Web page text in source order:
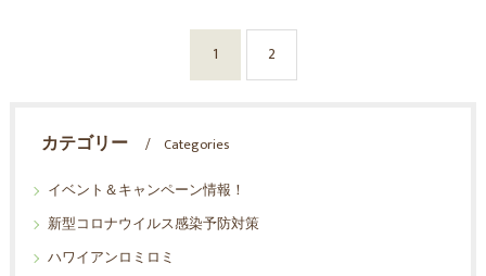
1 2
カテゴリー
Categories
イベント＆キャンペーン情報！
新型コロナウイルス感染予防対策
ハワイアンロミロミ